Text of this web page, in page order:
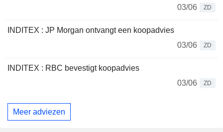
03/06
ZD
INDITEX : JP Morgan ontvangt een koopadvies
03/06
ZD
INDITEX : RBC bevestigt koopadvies
03/06
ZD
Meer adviezen